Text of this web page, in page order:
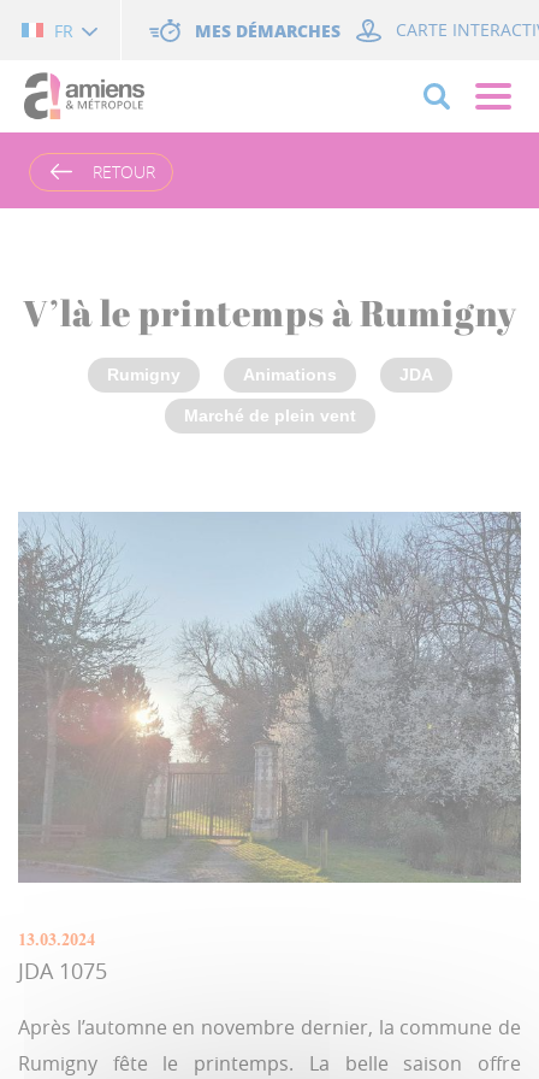
FR MES DÉMARCHES CARTE
RETOUR
V’là le printemps à Rumigny
Rumigny Animations JDA
Marché de plein vent
13.03.2024
JDA 1075
Après l’automne en novembre dernier, la commune de
Rumigny fête le printemps. La belle saison offre